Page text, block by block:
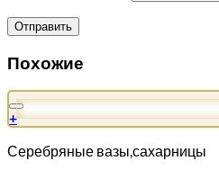
Похожие
+
Серебряные вазы,сахарницы